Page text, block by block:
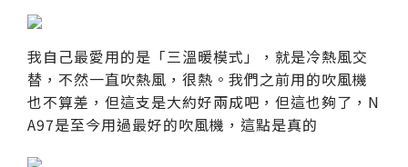
我自己最愛用的是「三溫暖模式」，就是冷熱風交
替，不然一直吹熱風，很熱。我們之前用的吹風機
也不算差，但這支是大約好兩成吧，但這也夠了，N
A97是至今用過最好的吹風機，這點是真的